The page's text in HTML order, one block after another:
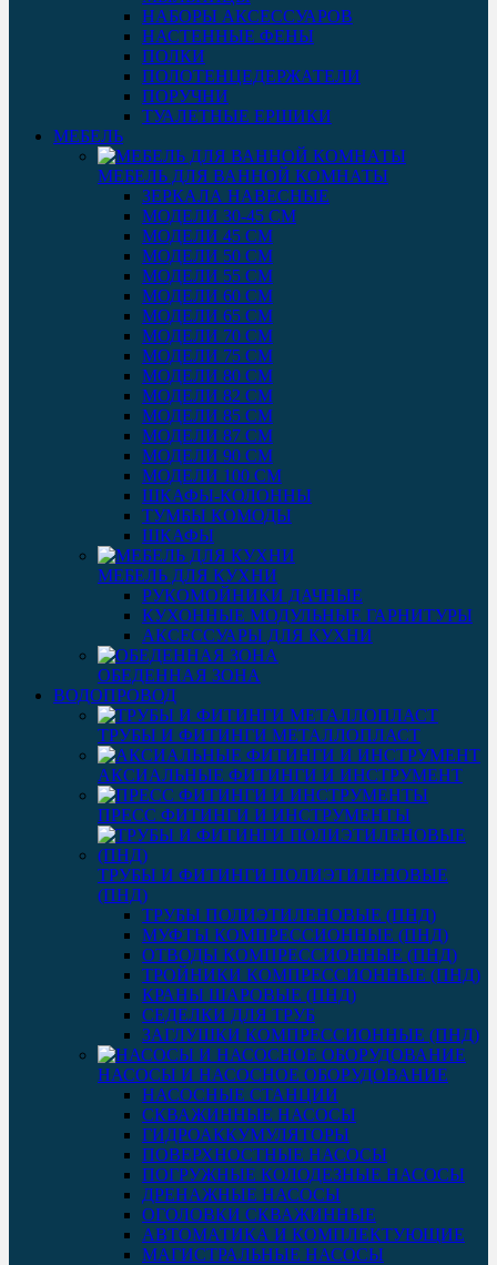
НАБОРЫ АКСЕССУАРОВ
НАСТЕННЫЕ ФЕНЫ
ПОЛКИ
ПОЛОТЕНЦЕДЕРЖАТЕЛИ
ПОРУЧНИ
ТУАЛЕТНЫЕ ЕРШИКИ
МЕБЕЛЬ
МЕБЕЛЬ ДЛЯ ВАННОЙ КОМНАТЫ
ЗЕРКАЛА НАВЕСНЫЕ
МОДЕЛИ 30-45 СМ
МОДЕЛИ 45 СМ
МОДЕЛИ 50 СМ
МОДЕЛИ 55 СМ
МОДЕЛИ 60 СМ
МОДЕЛИ 65 СМ
МОДЕЛИ 70 СМ
МОДЕЛИ 75 СМ
МОДЕЛИ 80 СМ
МОДЕЛИ 82 СМ
МОДЕЛИ 85 СМ
МОДЕЛИ 87 СМ
МОДЕЛИ 90 СМ
МОДЕЛИ 100 СМ
ШКАФЫ-КОЛОННЫ
ТУМБЫ КОМОДЫ
ШКАФЫ
МЕБЕЛЬ ДЛЯ КУХНИ
РУКОМОЙНИКИ ДАЧНЫЕ
КУХОННЫЕ МОДУЛЬНЫЕ ГАРНИТУРЫ
АКСЕССУАРЫ ДЛЯ КУХНИ
ОБЕДЕННАЯ ЗОНА
ВОДОПРОВОД
ТРУБЫ И ФИТИНГИ МЕТАЛЛОПЛАСТ
АКСИАЛЬНЫЕ ФИТИНГИ И ИНСТРУМЕНТ
ПРЕСС ФИТИНГИ И ИНСТРУМЕНТЫ
ТРУБЫ И ФИТИНГИ ПОЛИЭТИЛЕНОВЫЕ
(ПНД)
ТРУБЫ ПОЛИЭТИЛЕНОВЫЕ (ПНД)
МУФТЫ КОМПРЕССИОННЫЕ (ПНД)
ОТВОДЫ КОМПРЕССИОННЫЕ (ПНД)
ТРОЙНИКИ КОМПРЕССИОННЫЕ (ПНД)
КРАНЫ ШАРОВЫЕ (ПНД)
СЕДЕЛКИ ДЛЯ ТРУБ
ЗАГЛУШКИ КОМПРЕССИОННЫЕ (ПНД)
НАСОСЫ И НАСОСНОЕ ОБОРУДОВАНИЕ
НАСОСНЫЕ СТАНЦИИ
СКВАЖИННЫЕ НАСОСЫ
ГИДРОАККУМУЛЯТОРЫ
ПОВЕРХНОСТНЫЕ НАСОСЫ
ПОГРУЖНЫЕ КОЛОДЕЗНЫЕ НАСОСЫ
ДРЕНАЖНЫЕ НАСОСЫ
ОГОЛОВКИ СКВАЖИННЫЕ
АВТОМАТИКА И КОМПЛЕКТУЮЩИЕ
МАГИСТРАЛЬНЫЕ НАСОСЫ